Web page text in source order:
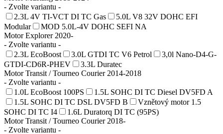
- Zvolte variantu -
2.3L 4V TI-VCT DI TC Gas
5.0L V8 32V DOHC EFI
Modular
MOD 5.0L-4V DOHC SEFI NA
Motor Explorer 2020-
- Zvolte variantu -
2.3L EcoBoost
3.0L GTDI TC V6 Petrol
3,0l Nano-D4-G-
GTDI-CD6R-PHEV
3.3L Duratec
Motor Transit / Tourneo Courier 2014-2018
- Zvolte variantu -
1.0L EcoBoost 100PS
1.5L SOHC DI TC Diesel DV5FD A
1.5L SOHC DI TC DSL DV5FD B
Vznětový motor 1.5
SOHC DI TC I4
1.6L Duratorq DI TC (95PS)
Motor Transit / Tourneo Courier 2018-
- Zvolte variantu -